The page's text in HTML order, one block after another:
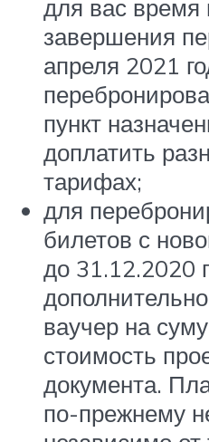
для вас время
завершения
апреля 2021
пункт
доплатить
тарифах;
для
билетов с
до 31.12.2020
ваучер на
стоимость
документа.
по-прежнему